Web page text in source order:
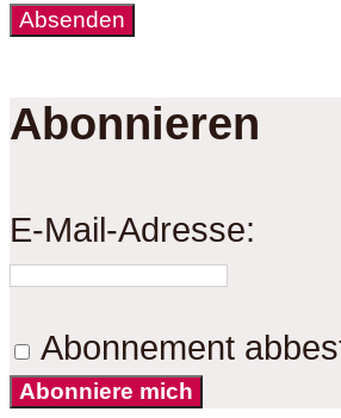
Abonnieren
E-Mail-Adresse:
Abonnement
Abonniere mich